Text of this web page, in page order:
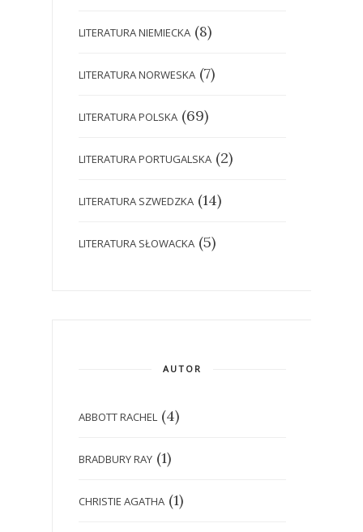
LITERATURA NIEMIECKA (8)
LITERATURA NORWESKA (7)
LITERATURA POLSKA (69)
LITERATURA PORTUGALSKA (2)
LITERATURA SZWEDZKA (14)
LITERATURA SŁOWACKA (5)
AUTOR
ABBOTT RACHEL (4)
BRADBURY RAY (1)
CHRISTIE AGATHA (1)